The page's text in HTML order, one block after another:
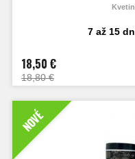
7 až 15
18,50 €
18,80 €
NOVÉ